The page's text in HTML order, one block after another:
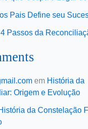
Pais Define seu
Passos da
em História da
Origem e Evolução
da Constelação